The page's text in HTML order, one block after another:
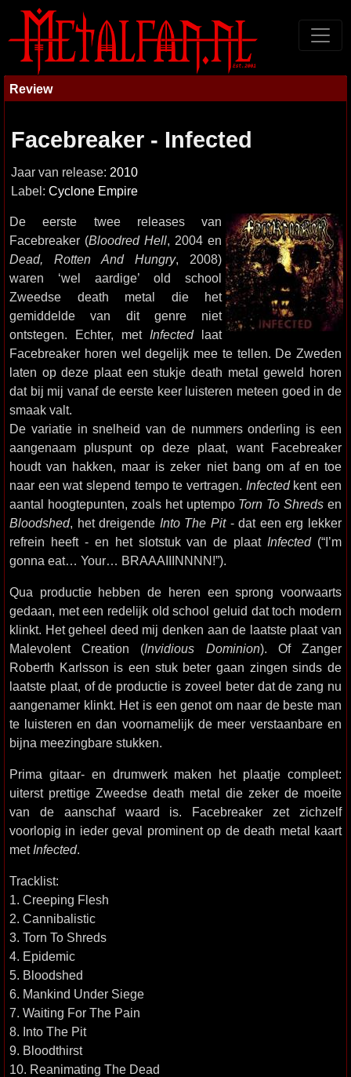
Review
Facebreaker - Infected
Jaar van release: 2010
Label: Cyclone Empire
De eerste twee releases van
Facebreaker (Bloodred Hell, 2004 en
Dead, Rotten And Hungry, 2008)
waren ‘wel aardige’ old school
Zweedse death metal die het
gemiddelde van dit genre niet
ontstegen. Echter, met Infectedlaat
Facebreaker horen wel degelijk mee te tellen. De Zweden
laten op deze plaat een stukje death metal geweld horen
dat bij mij vanaf de eerste keer luisteren meteen goed in de
smaak valt.
De variatie in snelheid van de nummers onderling is een
aangenaam pluspunt op deze plaat, want Facebreaker
houdt van hakken, maar is zeker niet bang om af en toe
naar een wat slepend tempo te vertragen. Infectedkent een
aantal hoogtepunten, zoals het uptempo Torn To Shreds en
Bloodshed, het dreigende Into The Pit- dat een erg lekker
refrein heeft - en het slotstuk van de plaat Infected(“I’m
gonna eat… Your… BRAAAIIINNNN!”).
Qua productie hebben de heren een sprong voorwaarts
gedaan, met een redelijk old school geluid dat toch modern
klinkt. Het geheel deed mij denken aan de laatste plaat van
Malevolent Creation (Invidious Dominion). Of Zanger
Roberth Karlsson is een stuk beter gaan zingen sinds de
laatste plaat, of de productie is zoveel beter dat de zang nu
aangenamer klinkt. Het is een genot om naar de beste man
te luisteren en dan voornamelijk de meer verstaanbare en
bijna meezingbare stukken.
Prima gitaar- en drumwerk maken het plaatje compleet:
uiterst prettige Zweedse death metal die zeker de moeite
van de aanschaf waard is. Facebreaker zet zichzelf
voorlopig in ieder geval prominent op de death metal kaart
met Infected.
Tracklist:
1. Creeping Flesh
2. Cannibalistic
3. Torn To Shreds
4. Epidemic
5. Bloodshed
6. Mankind Under Siege
7. Waiting For The Pain
8. Into The Pit
9. Bloodthirst
10. Reanimating The Dead